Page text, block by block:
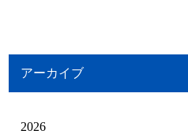
アーカイブ
2026